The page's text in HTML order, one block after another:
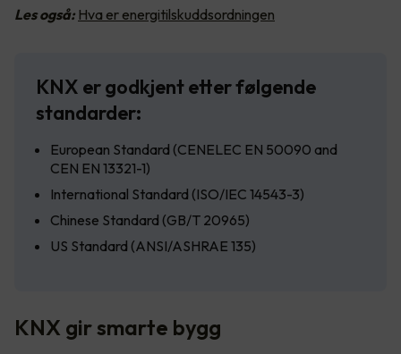
Les også: Hva er energitilskuddsordningen
KNX er godkjent etter følgende
standarder:
European Standard (CENELEC EN 50090 and
CEN EN 13321-1)
International Standard (ISO/IEC 14543-3)
Chinese Standard (GB/T 20965)
US Standard (ANSI/ASHRAE 135)
KNX gir smarte bygg